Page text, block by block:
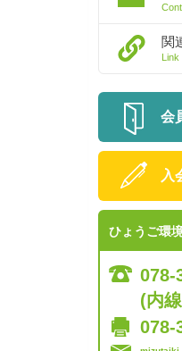
関
Link
会
入
ひょうご環
078-
(内
078-